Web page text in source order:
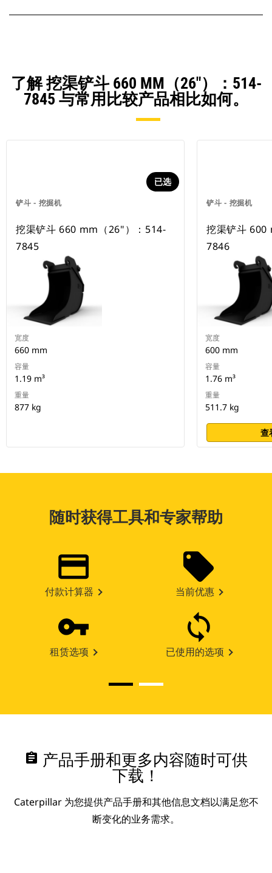
了解 挖渠铲斗 660 MM（26"）：514-
7845 与常用比较产品相比如何。
铲斗 - 挖掘机
已选
挖渠铲斗 660 mm（26"）：514-
7845
宽度
660 mm
容量
1.19 m³
重量
877 kg
铲斗 - 挖掘机
挖渠铲斗
7846
宽度
600 mm
容量
1.76 m³
重量
511.7 kg
查
随时获得工具和专家帮助
付款计算器 当前优惠
租赁选项 已使用的选项
assignment 产品手册和更多内容随时可供
下载！
Caterpillar 为您提供产品手册和其他信息文档以满足您不
断变化的业务需求。